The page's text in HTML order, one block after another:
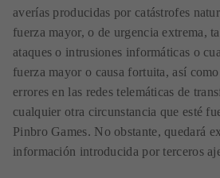
averías producidas por catástrofes
fuerza mayor, o de urgencia extrema,
ataques o intrusiones informáticas o
fuerza mayor o causa fortuita, así
errores en las redes telemáticas de
cualquier otra circunstancia que esté
Pinbro Games. No obstante, quedará
información introducida por terceros